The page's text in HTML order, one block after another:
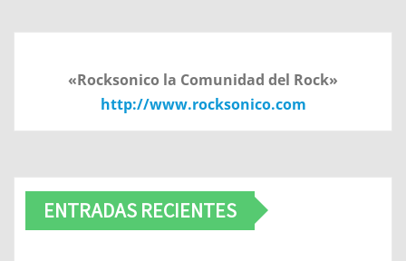
«Rocksonico la Comunidad del Rock»
http://www.rocksonico.com
ENTRADAS RECIENTES